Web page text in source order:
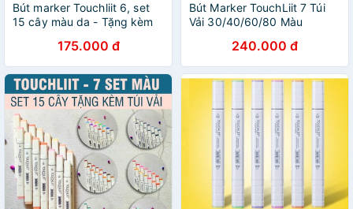
Bút marker Touchliit 6, set
15 cây màu da - Tặng kèm
175.000 đ
Bút Marker TouchLiit 7 Túi
Vải 30/40/60/80 Màu
240.000 đ